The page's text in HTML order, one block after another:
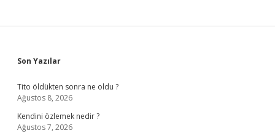
Sidebar
Son Yazılar
Tito öldükten sonra ne oldu ?
Ağustos 8, 2026
Kendini özlemek nedir ?
Ağustos 7, 2026